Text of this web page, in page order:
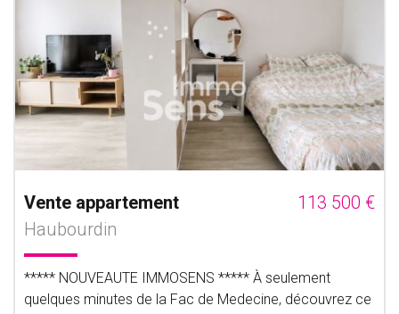
Vente appartement
113 500 €
Haubourdin
***** NOUVEAUTE IMMOSENS ***** À seulement
quelques minutes de la Fac de Medecine, découvrez ce